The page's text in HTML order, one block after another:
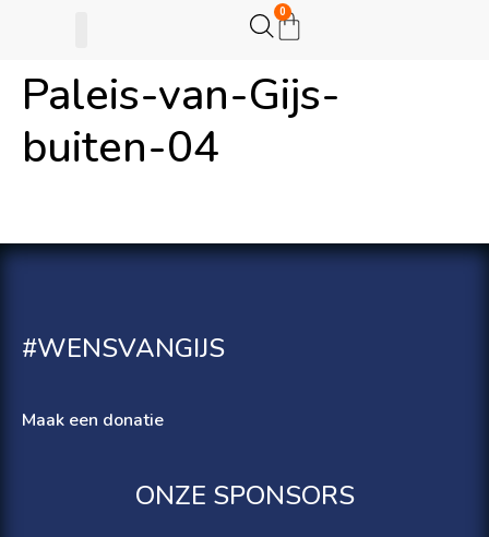
0
Paleis-van-Gijs-
buiten-04
#WENSVANGIJS
Maak een donatie
ONZE SPONSORS